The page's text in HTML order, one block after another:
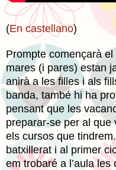
(En castellano)
Prompte començarà
mares (i pares) estan
anirà a les filles i als
banda, també hi ha
pensant que les
preparar-se per al
els cursos que
batxillerat i al primer
em trobaré a l’aula